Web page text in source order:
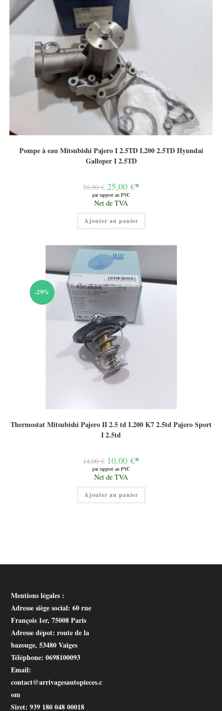
Pompe à eau Mitsubishi Pajero I 2.5TD L200 2.5TD Hyundai
Galloper I 2.5TD
50,00€ Le
prix
initial
était :
50,00 €.
25,00 €*
par rapport au PVC
Le
prix
actuel
est :
25,00 €.
Net de TVA
Ajouter au panier
-29%
Thermostat Mitsubishi Pajero II 2.5 td L200 K7 2.5td Pajero Sport
I 2.5td
14,00€ Le
prix
initial
était :
14,00 €.
10,00 €*
par rapport au PVC
Le
prix
actuel
est :
10,00 €.
Net de TVA
Ajouter au panier
Mentions légales :
Adresse siège social: 60 rue
François 1er, 75008 Paris
Adresse dépot: route de la
bazouge, 53480 Vaiges
Téléphone: 0698100093
Email:
contact@arrivagesautopieces.c
om
Siret: 939 180 048 00018